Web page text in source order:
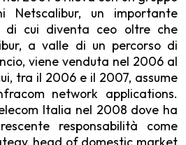
Netscalibur, un importante
di cui diventa ceo oltre che
a valle di un percorso di
viene venduta nel 2006 al
tra il 2006 e il 2007, assume
network applications.
Italia nel 2008 dove ha
responsabilità come